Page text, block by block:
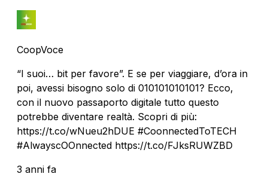
CoopVoce
“I suoi… bit per favore”. E se per viaggiare, d’ora in
poi, avessi bisogno solo di 010101010101? Ecco,
con il nuovo passaporto digitale tutto questo
potrebbe diventare realtà. Scopri di più:
https://t.co/wNueu2hDUE #CoonnectedToTECH
#AlwayscOOnnected https://t.co/FJksRUWZBD
3 anni fa